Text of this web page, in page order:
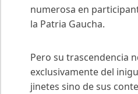
numerosa en
la Patria Gaucha.
Pero su trascendencia
exclusivamente del
jinetes sino de sus